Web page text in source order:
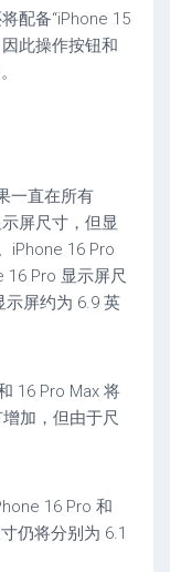
配备“iPhone 15
因此操作按钮和
一直在所有
屏尺寸，但显
iPhone 16 Pro
16 Pro 显示屏尺
示屏约为 6.9 英
16 Pro Max 将
加，但由于尺
16 Pro 和
仍将分别为 6.1